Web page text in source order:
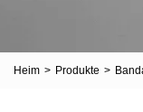
Heim > Produkte >